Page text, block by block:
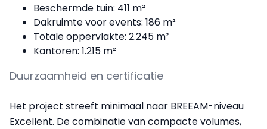
Beschermde tuin: 411 m²
Dakruimte voor events: 186 m²
Totale oppervlakte: 2.245 m²
Kantoren: 1.215 m²
Duurzaamheid en certificatie
Het project streeft minimaal naar BREEAM-niveau
Excellent. De combinatie van compacte volumes,